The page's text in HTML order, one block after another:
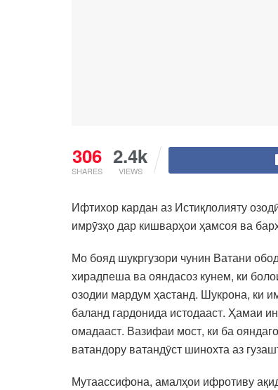
306
SHARES
2.4k
VIEWS
Ифтихор кардан аз Истиқлолияту
имрӯзҳо дар кишварҳои ҳамсоя ва
Мо бояд шукргузори чунин Ватани
хирадпеша ва ояндасоз кунем, ки
озодии мардум ҳастанд. Шукрона, ки
баланд гардонида истодааст. Ҳамаи
омадааст. Вазифаи мост, ки ба
ватандору ватандӯст шинохта аз
Мутаассифона, амалҳои ифротиву